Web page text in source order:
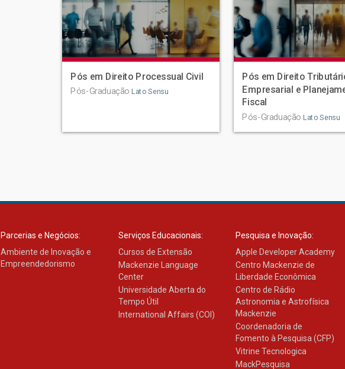
Pós em Direito Processual Civil
Pós-Graduação Lato Sensu
Pós em Direito
Empresarial e
Fiscal
Pós-Graduação Lato Sensu
Parcerias e Negócios:
Ambiente de Inovação e
Empreendedorismo
Serviços Educacionais:
Cursos de Extensão
Mackenzie Language
Center
Universidade Aberta do
Tempo Útil
International Affairs (COI)
Pesquisa e Inovação:
Apple Developer Academy
Centro Mackenzie de
Liberdade Econômica
Centro de Rádio
Astronomia e Astrofísica
Mackenzie
Coordenadoria de
Fomento à Pesquisa (CFP)
Vitrine Tecnologica
MackPesquisa